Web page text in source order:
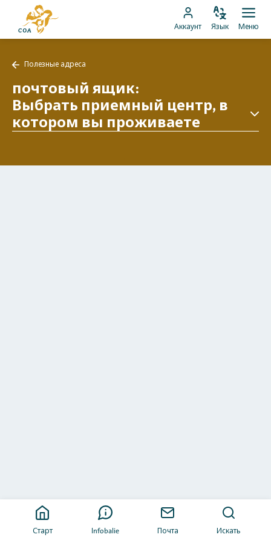
Перейти
контенту
главную
страницу
Перейти
к
Аккаунт
Изменить
Язык Меню
Старт Infobalie Почта Искать
Полезные
адреса
Полезные адреса
почтовый ящик:
Выбрать приемный центр, в
котором вы проживаете
Загрузить